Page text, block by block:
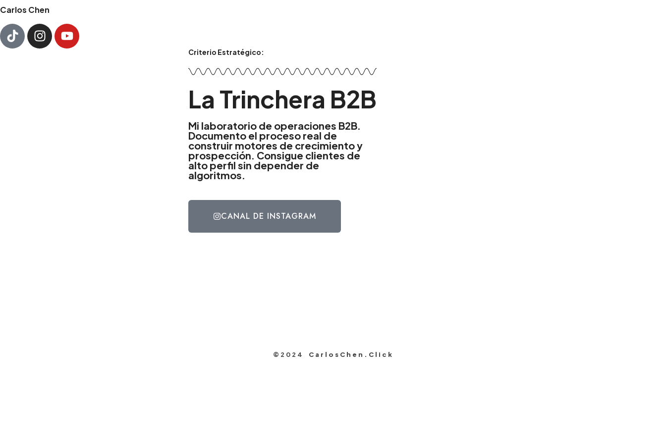
Carlos Chen
Criterio Estratégico:
La Trinchera B2B​
Mi laboratorio de operaciones B2B.
Documento el proceso real de
construir motores de crecimiento y
prospección. Consigue clientes de
alto perfil sin depender de
algoritmos.
CANAL DE INSTAGRAM
©2024 CarlosChen.Click